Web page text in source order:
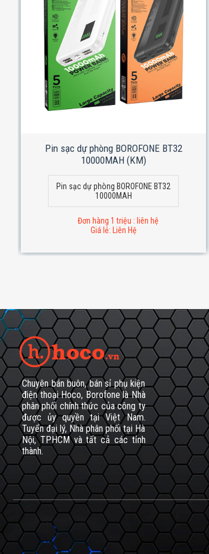
Pin sạc dự phòng BOROFONE BT32
10000MAH (KM)
Pin sạc dự phòng BOROFONE BT32
10000MAH
Đơn hàng 1 triệu : liên hệ
Giá lẻ: Liên Hệ
Chuyên bán buôn, bán sỉ phụ kiện
điện thoại Hoco, Borofone là Nhà
phân phối chính thức của công ty
được ủy quyền tại Việt Nam.
Tuyển đại lý, Nhà phân phối tại Hà
Nội, TPHCM và tất cả các tỉnh
thành.